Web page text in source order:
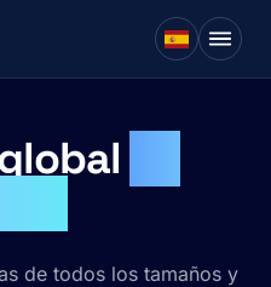
de todos los tamaños y